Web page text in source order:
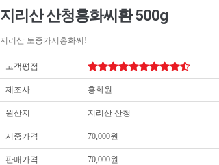
지리산 산청홍화씨환 500g
지리산 토종가시홍화씨!
고객평점
제조사 홍화원
원산지 지리산 산청
시중가격 70,000원
판매가격 70,000원